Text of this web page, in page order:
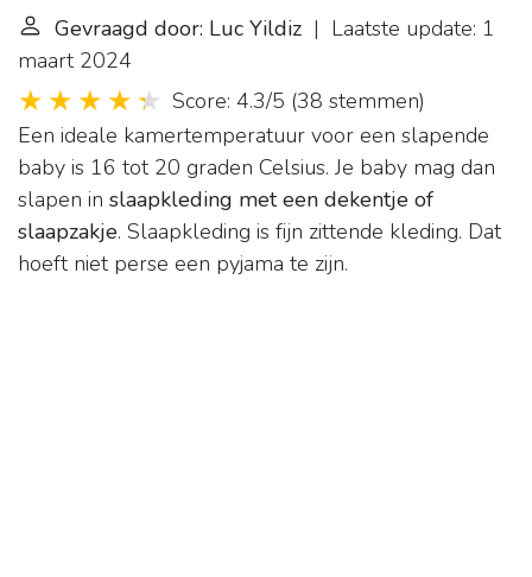
Gevraagd door: Luc Yildiz | Laatste update: 1
maart 2024
Score: 4.3/5 (38 stemmen)
Een ideale kamertemperatuur voor een slapende
baby is 16 tot 20 graden Celsius. Je baby mag dan
slapen in slaapkleding met een dekentje of
slaapzakje. Slaapkleding is fijn zittende kleding. Dat
hoeft niet perse een pyjama te zijn.